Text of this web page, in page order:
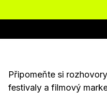
Připomeňte si
festivaly a filmový